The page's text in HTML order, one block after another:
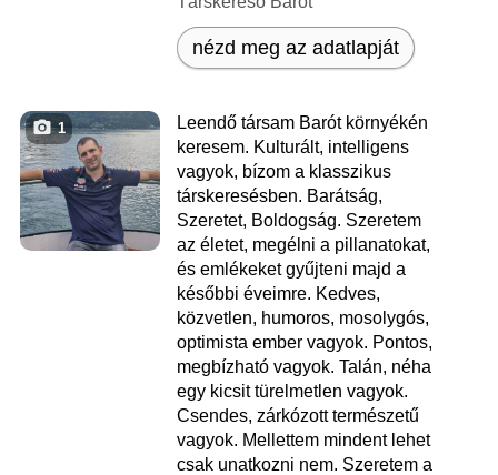
nézd meg az adatlapját
1
Leendő társam Barót környékén
keresem. Kulturált, intelligens
vagyok, bízom a klasszikus
társkeresésben. Barátság,
Szeretet, Boldogság. Szeretem
az életet, megélni a pillanatokat,
és emlékeket gyűjteni majd a
későbbi éveimre. Kedves,
közvetlen, humoros, mosolygós,
optimista ember vagyok. Pontos,
megbízható vagyok. Talán, néha
egy kicsit türelmetlen vagyok.
Csendes, zárkózott természetű
vagyok. Mellettem mindent lehet
csak unatkozni nem. Szeretem a